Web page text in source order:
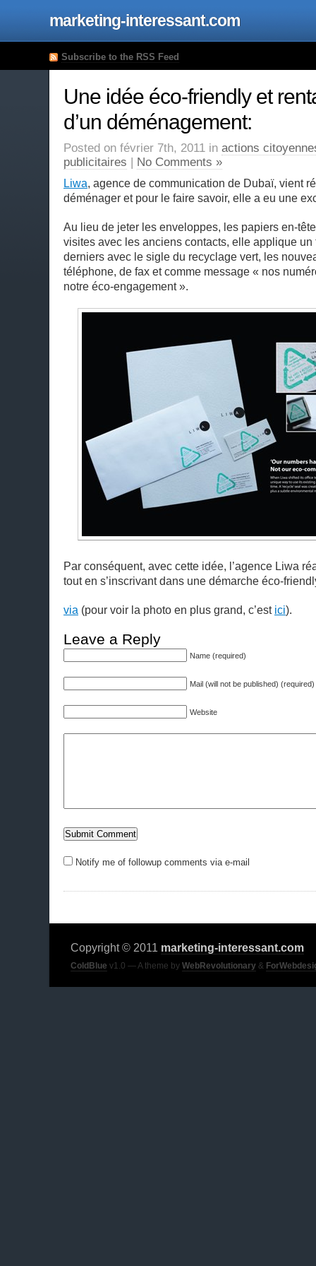
marketing-interessant.com
Subscribe to the RSS Feed
Une idée éco-friendly et
d’un déménagement:
Posted on février 7th, 2011 in actions
publicitaires | No Comments »
Liwa, agence de communication de Dubaï, vient
déménager et pour le faire savoir, elle a eu une
Au lieu de jeter les enveloppes, les papiers en-
visites avec les anciens contacts, elle applique un
derniers avec le sigle du recyclage vert, les
téléphone, de fax et comme message « nos
notre éco-engagement ».
Par conséquent, avec cette idée, l’agence Liwa
tout en s’inscrivant dans une démarche éco-
via (pour voir la photo en plus grand, c’est ici).
Leave a Reply
Name (required)
Mail (will not be published) (required)
Website
Notify me of followup comments via e-mail
Copyright © 2011 marketing-interessant.com
ColdBlue v1.0 — A theme by WebRevolutionary &